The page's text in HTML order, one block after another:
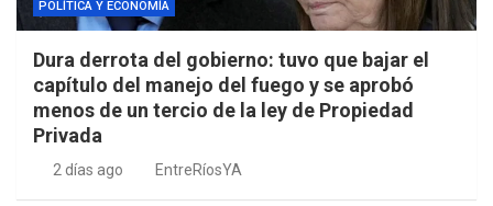
POLÍTICA Y ECONOMÍA
Dura derrota del gobierno: tuvo que bajar el
capítulo del manejo del fuego y se aprobó
menos de un tercio de la ley de Propiedad
Privada
2 días ago EntreRíosYA